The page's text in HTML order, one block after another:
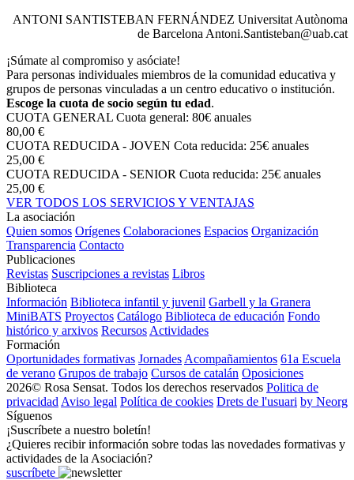
ANTONI SANTISTEBAN FERNÁNDEZ Universitat Autònoma
de Barcelona Antoni.Santisteban@uab.cat
¡Súmate al compromiso y asóciate!
Para personas individuales miembros de la comunidad educativa y
grupos de personas vinculadas a un centro educativo o institución.
Escoge la cuota de socio según tu edad.
CUOTA GENERAL Cuota general: 80€ anuales
80,00 €
CUOTA REDUCIDA - JOVEN Cota reducida: 25€ anuales
25,00 €
CUOTA REDUCIDA - SENIOR Cuota reducida: 25€ anuales
25,00 €
VER TODOS LOS SERVICIOS Y VENTAJAS
La asociación
Quien somos Orígenes Colaboraciones Espacios Organización
Transparencia Contacto
Publicaciones
Revistas Suscripciones a revistas Libros
Biblioteca
Información Biblioteca infantil y juvenil Garbell y la Granera
MiniBATS Proyectos Catálogo Biblioteca de educación Fondo
histórico y arxivos Recursos Actividades
Formación
Oportunidades formativas Jornades Acompañamientos 61a Escuela
de verano Grupos de trabajo Cursos de catalán Oposiciones
2026© Rosa Sensat. Todos los derechos reservados Politica de
privacidad Aviso legal Política de cookies Drets de l'usuari by Neorg
Síguenos
¡Suscríbete a nuestro boletín!
¿Quieres recibir información sobre todas las novedades formativas y
actividades de la Asociación?
suscríbete